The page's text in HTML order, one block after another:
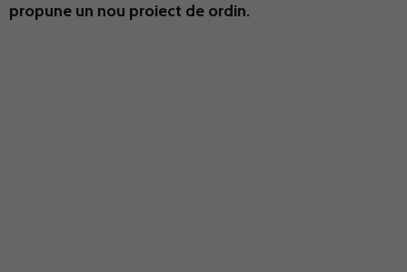
propune un nou proiect de ordin.